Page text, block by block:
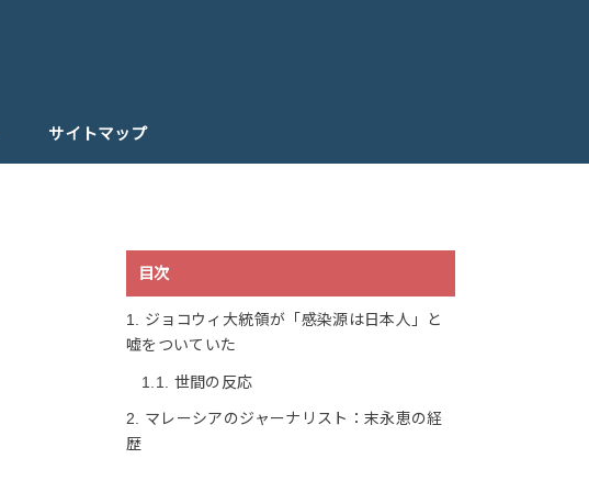
サイトマップ
目次
1.
ジョコウィ大統領が「感染源は日本人」と
嘘をついていた
1.1. 世間の反応
2.
マレーシアのジャーナリスト：末永恵の経
歴